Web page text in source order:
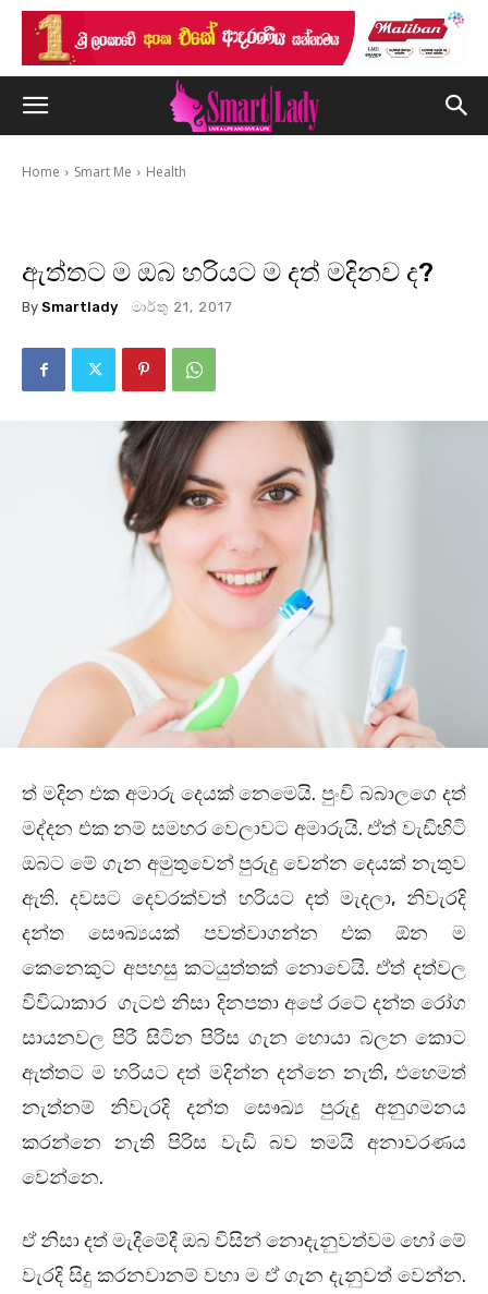
Home Smart Me Health
ඇත්තට ම ඔබ හරියට ම දත් මදිනව ද?
By Smartlady මාර්තු 21, 2017
ත් මදින එක අමාරු දෙයක් නෙමෙයි. පුංචි බබාලගෙ දත්
මද්දන එක නම් සමහර වෙලාවට අමාරුයි. ඒත් වැඩිහිටි
ඔබට මේ ගැන අමුතුවෙන් පුරුදු වෙන්න දෙයක් නැතුව
ඇති. දවසට දෙවරක්වත් හරියට දත් මැදලා, නිවැරදි
දන්ත සෞඛ්‍යයක් පවත්වාගන්න එක ඕන ම
කෙනෙකුට අපහසු කටයුත්තක් නොවෙයි. ඒත් දත්වල
විවිධාකාර ගැටළු නිසා දිනපතා අපේ රටේ දන්ත රෝග
සායනවල පිරී සිටින පිරිස ගැන හොයා බලන කොට
ඇත්තට ම හරියට දත් මදින්න දන්නෙ නැති, එහෙමත්
නැත්නම් නිවැරදි දන්ත සෞඛ්‍ය පුරුදු අනුගමනය
කරන්නෙ නැති පිරිස වැඩි බව තමයි අනාවරණය
වෙන්නෙ.
ඒ නිසා දත් මැදීමේදී ඔබ විසින් නොදැනුවත්වම හෝ මේ
වැරදි සිදු කරනවානම් වහා ම ඒ ගැන දැනුවත් වෙන්න.